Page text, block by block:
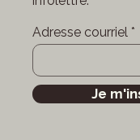
Adresse courriel
Je